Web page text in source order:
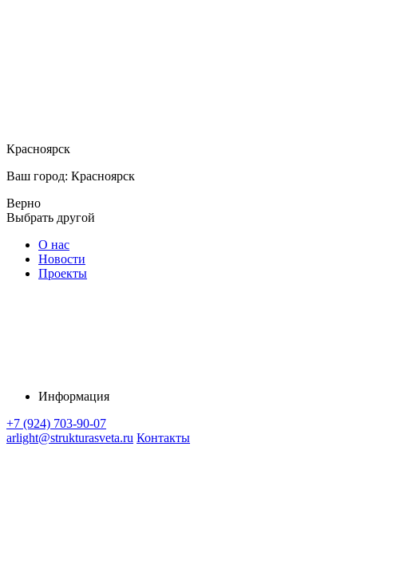
Красноярск
Ваш город: Красноярск
Верно
Выбрать другой
О нас
Новости
Проекты
Информация
+7 (924) 703-90-07
arlight@strukturasveta.ru Контакты